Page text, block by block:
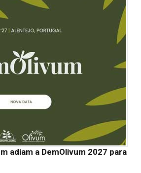
adiam a DemOlivum 2027 para